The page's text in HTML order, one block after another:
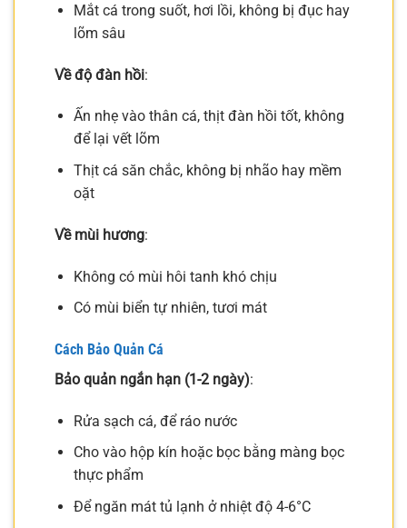
Mắt cá trong suốt, hơi lồi, không bị đục hay
lõm sâu
Về độ đàn hồi:
Ấn nhẹ vào thân cá, thịt đàn hồi tốt, không
để lại vết lõm
Thịt cá săn chắc, không bị nhão hay mềm
oặt
Về mùi hương:
Không có mùi hôi tanh khó chịu
Có mùi biển tự nhiên, tươi mát
Cách Bảo Quản Cá
Bảo quản ngắn hạn (1-2 ngày):
Rửa sạch cá, để ráo nước
Cho vào hộp kín hoặc bọc bằng màng bọc
thực phẩm
Để ngăn mát tủ lạnh ở nhiệt độ 4-6°C